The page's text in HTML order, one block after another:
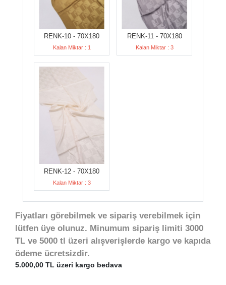
RENK-10 - 70X180
Kalan Miktar : 1
RENK-11 - 70X180
Kalan Miktar : 3
RENK-12 - 70X180
Kalan Miktar : 3
Fiyatları görebilmek ve sipariş verebilmek için
lütfen üye olunuz. Minumum sipariş limiti 3000
TL ve 5000 tl üzeri alışverişlerde kargo ve kapıda
ödeme ücretsizdir.
5.000,00 TL üzeri kargo bedava